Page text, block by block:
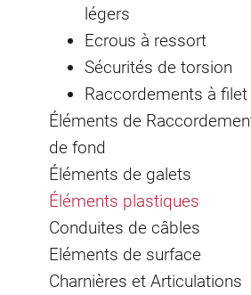
légers
Ecrous à ressort
Sécurités de torsion
Raccordements à filet
Éléments de
de fond
Éléments de galets
Éléments plastiques
Conduites de câbles
Eléments de surface
Charnières et Articulations